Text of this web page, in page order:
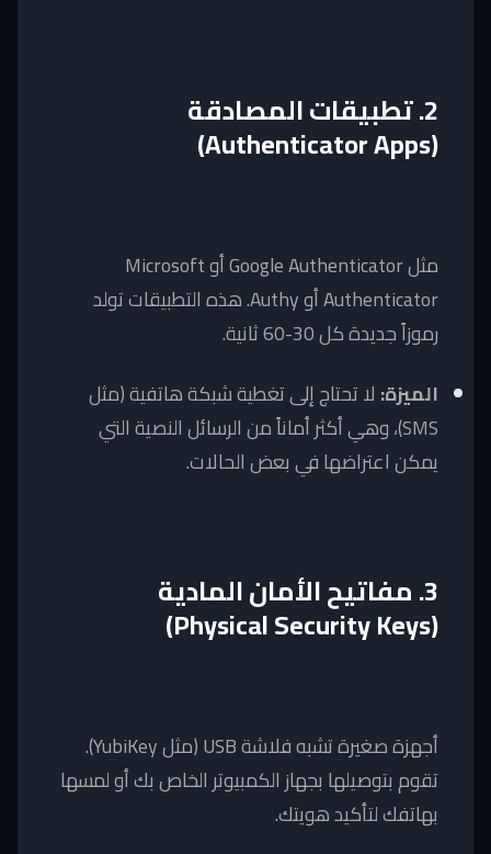
2. تطبيقات المصادقة
(Authenticator Apps)
مثل Google Authenticator أو Microsoft
Authenticator أو Authy. هذه التطبيقات تولد
رموزاً جديدة كل 30-60 ثانية.
الميزة: لا تحتاج إلى تغطية شبكة هاتفية (مثل
SMS)، وهي أكثر أماناً من الرسائل النصية التي
يمكن اعتراضها في بعض الحالات.
3. مفاتيح الأمان المادية
(Physical Security Keys)
أجهزة صغيرة تشبه فلاشة USB (مثل YubiKey).
تقوم بتوصيلها بجهاز الكمبيوتر الخاص بك أو لمسها
بهاتفك لتأكيد هويتك.